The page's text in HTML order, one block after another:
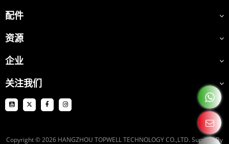
配件
资源
企业
关注我们
Copyright © 2026 HANGZHOU TOPWELL TECHNOLOGY CO.,LTD.Support By